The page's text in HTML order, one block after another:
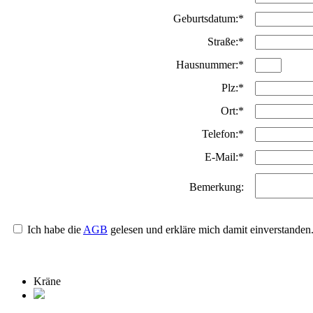
Geburtsdatum:*
Straße:*
Hausnummer:*
Plz:*
Ort:*
Telefon:*
E-Mail:*
Bemerkung:
Ich habe die AGB gelesen und erkläre mich damit einverstanden.
Kräne